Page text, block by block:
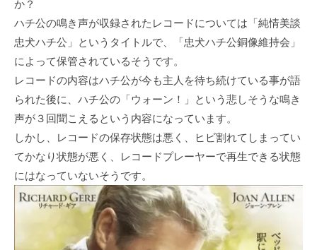
か？
ハチ公の鳴き声が収録されたレコードについては「純情美談
忠犬ハチ公」というタイトルで、「忠犬ハチ公銅像維持会」
によって保管されているそうです。
レコードの内容はハチ公が今も主人を待ち続けている事が語
られた後に、ハチ公の「ウォーン！」という悲しそうな鳴き
声が３回聞こえるという内容になっています。
しかし、レコードの保存状態は悪く、ヒビ割れてしまってい
てかなり状態が悪く、レコードプレーヤーで再生できる状態
にはなっていないそうです。